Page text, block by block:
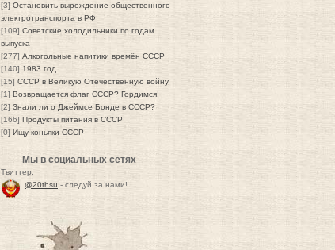
[3] Остановить вырождение общественного
электротранспорта в РФ
[109] Советские холодильники по годам
выпуска
[277] Алкогольные напитики времён СССР
[140] 1983 год.
[15] СССР в Великую Отечественную войну
[1] Возвращается флаг СССР? Гордимся!
[2] Знали ли о Джеймсе Бонде в СССР?
[166] Продукты питания в СССР
[0] Ищу коньяки СССР
Мы в социальных сетях
Твиттер:
@20thsu - следуй за нами!